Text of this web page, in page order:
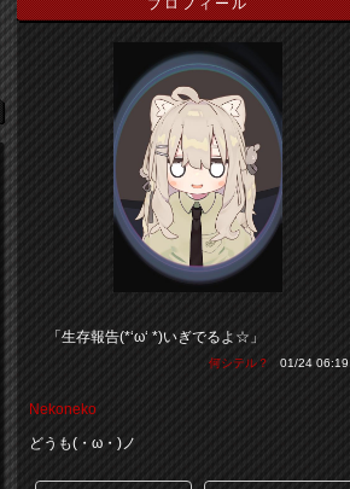
プロフィール
「生存報告(*‘ω‘ *)いぎでるよ☆」
何シテル？ 01/24 06:19
Nekoneko
どうも(・ω・)ノ